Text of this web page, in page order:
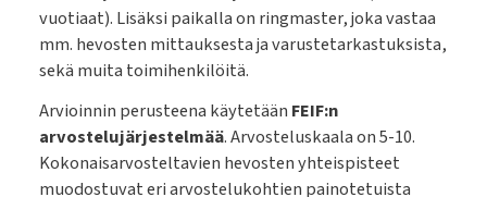
vuotiaat). Lisäksi paikalla on ringmaster, joka vastaa
mm. hevosten mittauksesta ja varustetarkastuksista,
sekä muita toimihenkilöitä.
Arvioinnin perusteena käytetään FEIF:n
arvostelujärjestelmää. Arvosteluskaala on 5-10.
Kokonaisarvosteltavien hevosten yhteispisteet
muodostuvat eri arvostelukohtien painotetuista